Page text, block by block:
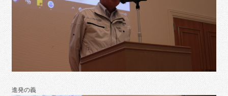
進発の義